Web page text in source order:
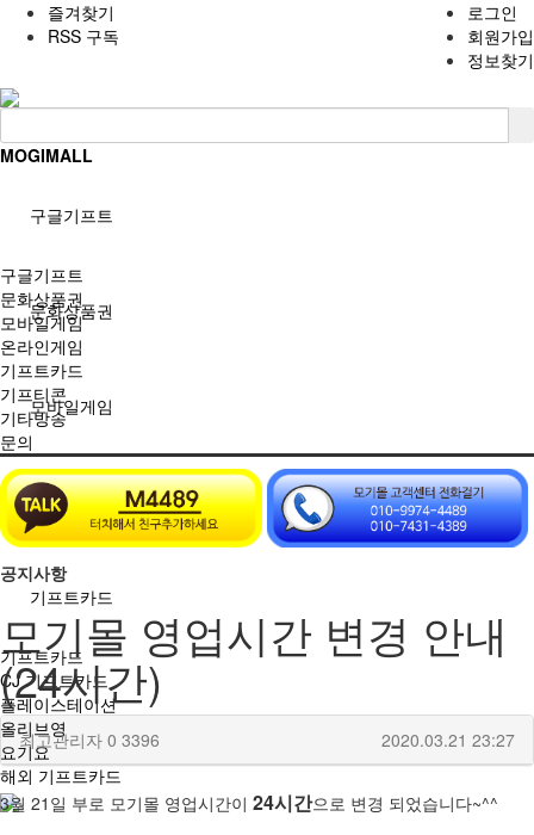
즐겨찾기
RSS 구독
로그인
회원가입
정보찾기
MOGIMALL
구글기프트
문화상품권
모바일게임
온라인게임
기프트카드
기프트카드
CJ 기프트카드
플레이스테이션
올리브영
요기요
해외 기프트카드
구글기프트
문화상품권
모바일게임
온라인게임
기프트카드
기프티콘
기타방송
문의
공지사항
모기몰 영업시간 변경 안내
(24시간)
최고관리자 0 3396 2020.03.21 23:27
3월 21일 부로 모기몰 영업시간이 24시간으로 변경 되었습니다~^^